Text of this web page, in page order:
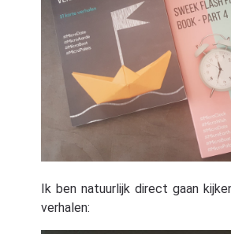
Ik ben natuurlijk direct gaan
verhalen: